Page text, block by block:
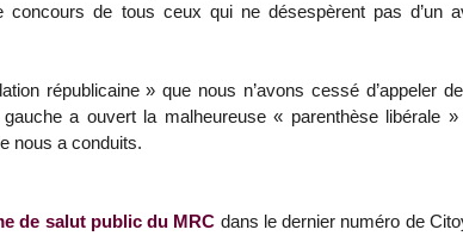
de tous ceux qui ne désespèrent pas d’un
républicaine » que nous n’avons cessé d’appeler
a ouvert la malheureuse « parenthèse libérale »
nous a conduits.
de salut public du MRC dans le dernier numéro de